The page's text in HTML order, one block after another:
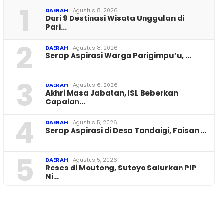
1 DAERAH Agustus 8, 2026
Dari 9 Destinasi Wisata Unggulan di
Pari…
2 DAERAH Agustus 8, 2026
Serap Aspirasi Warga Parigimpu’u, …
3 DAERAH Agustus 6, 2026
Akhri Masa Jabatan, ISL Beberkan
Capaian…
4 DAERAH Agustus 5, 2026
Serap Aspirasi di Desa Tandaigi, Faisan …
5 DAERAH Agustus 5, 2026
Reses di Moutong, Sutoyo Salurkan PIP
Ni…